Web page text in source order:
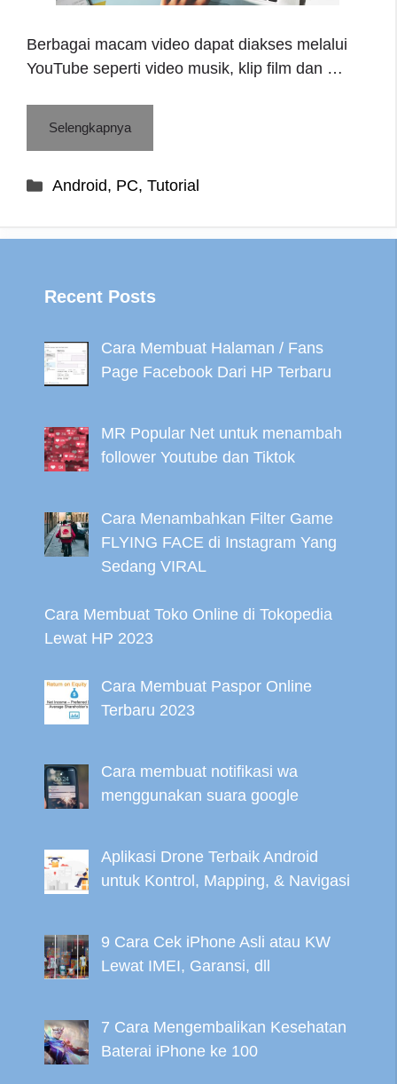
Berbagai macam video dapat diakses melalui
YouTube seperti video musik, klip film dan …
Selengkapnya
Categories
Android, PC, Tutorial
Recent Posts
Cara Membuat Halaman / Fans
Page Facebook Dari HP Terbaru
MR Popular Net untuk menambah
follower Youtube dan Tiktok
Cara Menambahkan Filter Game
FLYING FACE di Instagram Yang
Sedang VIRAL
Cara Membuat Toko Online di Tokopedia
Lewat HP 2023
Cara Membuat Paspor Online
Terbaru 2023
Cara membuat notifikasi wa
menggunakan suara google
Aplikasi Drone Terbaik Android
untuk Kontrol, Mapping, & Navigasi
9 Cara Cek iPhone Asli atau KW
Lewat IMEI, Garansi, dll
7 Cara Mengembalikan Kesehatan
Baterai iPhone ke 100